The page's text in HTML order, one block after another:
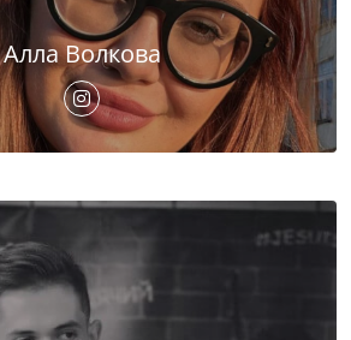
Алла Волкова